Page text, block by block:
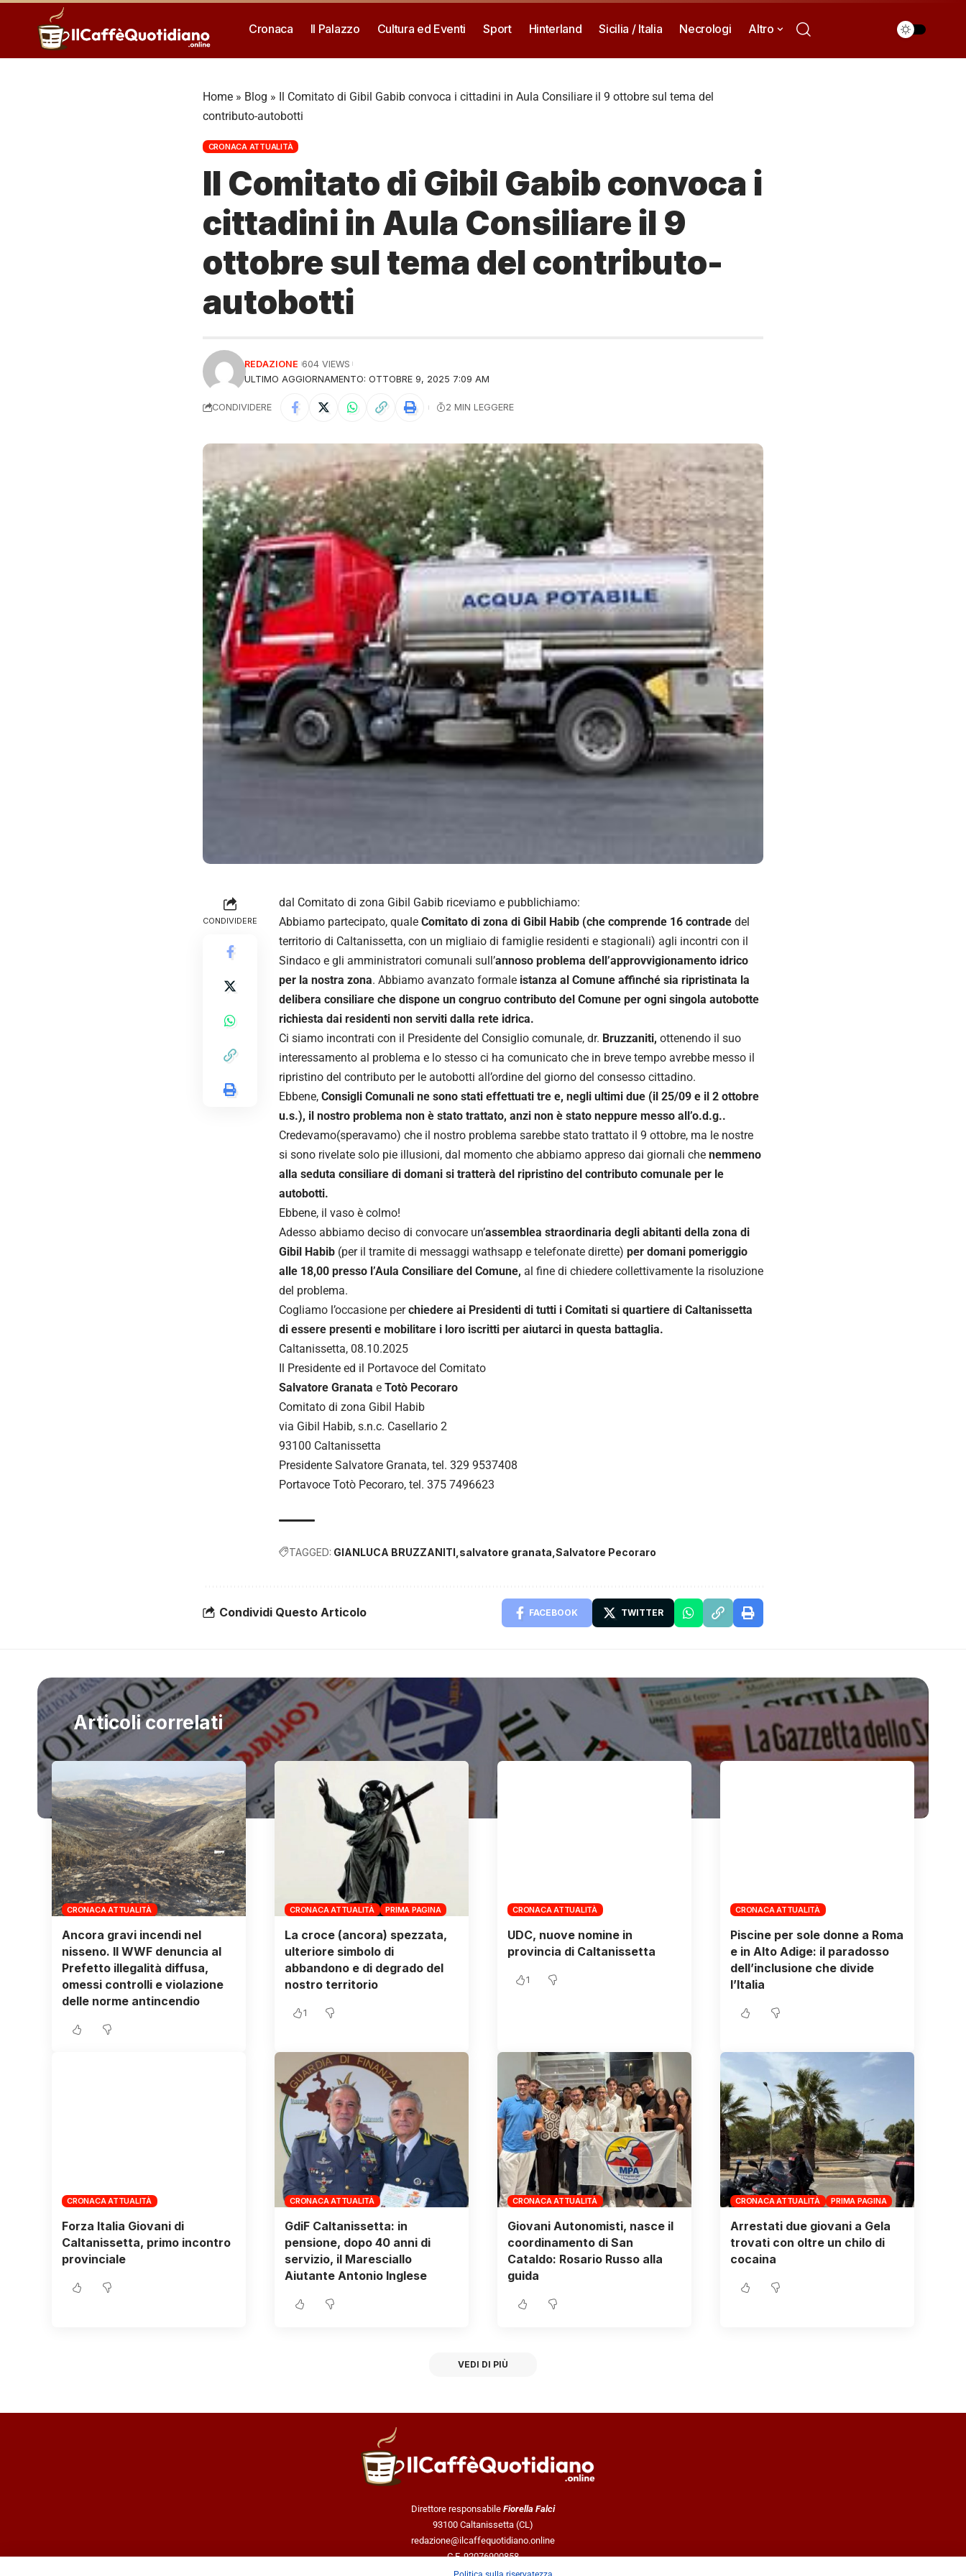
Cronaca Il Palazzo Cultura ed Eventi Sport Hinterland Sicilia / Italia Necrologi Altro
Home » Blog »
Il Comitato di Gibil Gabib convoca i cittadini in Aula Consiliare il 9 ottobre sul tema del
contributo-autobotti
CRONACA ATTUALITÀ
Il Comitato di Gibil Gabib convoca i
cittadini in Aula Consiliare il 9
ottobre sul tema del contributo-
autobotti
ULTIMO AGGIORNAMENTO: OTTOBRE 9, 2025 7:09 AM
REDAZIONE 604 VIEWS
CONDIVIDERE 2 MIN LEGGERE
CONDIVIDERE
dal Comitato di zona Gibil Gabib riceviamo e pubblichiamo:
Abbiamo partecipato, quale Comitato di zona di Gibil Habib (che comprende 16 contrade del
territorio di Caltanissetta, con un migliaio di famiglie residenti e stagionali) agli incontri con il
Sindaco e gli amministratori comunali sull’annoso problema dell’approvvigionamento idrico
per la nostra zona. Abbiamo avanzato formale istanza al Comune affinché sia ripristinata la
delibera consiliare che dispone un congruo contributo del Comune per ogni singola autobotte
richiesta dai residenti non serviti dalla rete idrica.
Ci siamo incontrati con il Presidente del Consiglio comunale, dr. Bruzzaniti, ottenendo il suo
interessamento al problema e lo stesso ci ha comunicato che in breve tempo avrebbe messo il
ripristino del contributo per le autobotti all’ordine del giorno del consesso cittadino.
Ebbene, Consigli Comunali ne sono stati effettuati tre e, negli ultimi due (il 25/09 e il 2 ottobre
u.s.), il nostro problema non è stato trattato, anzi non è stato neppure messo all’o.d.g..
Credevamo(speravamo) che il nostro problema sarebbe stato trattato il 9 ottobre, ma le nostre
si sono rivelate solo pie illusioni, dal momento che abbiamo appreso dai giornali che nemmeno
alla seduta consiliare di domani si tratterà del ripristino del contributo comunale per le
autobotti.
Ebbene, il vaso è colmo!
Adesso abbiamo deciso di convocare un’assemblea straordinaria degli abitanti della zona di
Gibil Habib (per il tramite di messaggi wathsapp e telefonate dirette) per domani pomeriggio
alle 18,00 presso l’Aula Consiliare del Comune, al fine di chiedere collettivamente la risoluzione
del problema.
Cogliamo l’occasione perchiedere ai Presidenti di tutti i Comitati si quartiere di Caltanissetta
di essere presenti e mobilitare i loro iscritti per aiutarci in questa battaglia.
Caltanissetta, 08.10.2025
Il Presidente ed il Portavoce del Comitato
Salvatore Granata e Totò Pecoraro
Comitato di zona Gibil Habib
via Gibil Habib, s.n.c. Casellario 2
93100 Caltanissetta
Presidente Salvatore Granata, tel. 329 9537408
Portavoce Totò Pecoraro, tel. 375 7496623
TAGGED: GIANLUCA BRUZZANITI salvatore granata Salvatore Pecoraro
Condividi Questo Articolo FACEBOOK TWITTER
Articoli correlati
CRONACA ATTUALITÀ
Ancora gravi incendi nel
nisseno. Il WWF denuncia al
Prefetto illegalità diffusa,
omessi controlli e violazione
delle norme antincendio
CRONACA ATTUALITÀ PRIMA PAGINA
La croce (ancora) spezzata,
ulteriore simbolo di
abbandono e di degrado del
nostro territorio
1
CRONACA ATTUALITÀ
UDC, nuove nomine in
provincia di Caltanissetta
1
CRONACA ATTUALITÀ
Piscine per sole donne a Roma
e in Alto Adige: il paradosso
dell’inclusione che divide
l’Italia
CRONACA ATTUALITÀ
Forza Italia Giovani di
Caltanissetta, primo incontro
provinciale
CRONACA ATTUALITÀ
GdiF Caltanissetta: in
pensione, dopo 40 anni di
servizio, il Maresciallo
Aiutante Antonio Inglese
CRONACA ATTUALITÀ
Giovani Autonomisti, nasce il
coordinamento di San
Cataldo: Rosario Russo alla
guida
CRONACA ATTUALITÀ PRIMA PAGINA
Arrestati due giovani a Gela
trovati con oltre un chilo di
cocaina
VEDI DI PIÙ
Direttore responsabile Fiorella Falci
93100 Caltanissetta (CL)
redazione@ilcaffequotidiano.online
C.F. 92076900858
Chi siamo